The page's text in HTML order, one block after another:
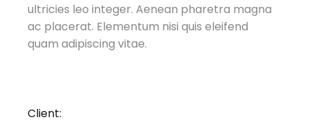
ultricies leo integer. Aenean pharetra magna
ac placerat. Elementum nisi quis eleifend
quam adipiscing vitae.
Client: